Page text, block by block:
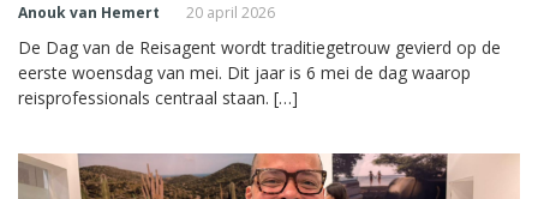
Anouk van Hemert 20 april 2026
De Dag van de Reisagent wordt traditiegetrouw gevierd op de
eerste woensdag van mei. Dit jaar is 6 mei de dag waarop
reisprofessionals centraal staan. […]